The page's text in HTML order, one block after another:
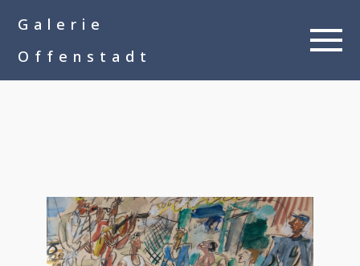
verification=__Kkl892DwMQgMkXsVxXcP8FPkKDh32a1qj3vnYFWbQ
Galerie
Offenstadt